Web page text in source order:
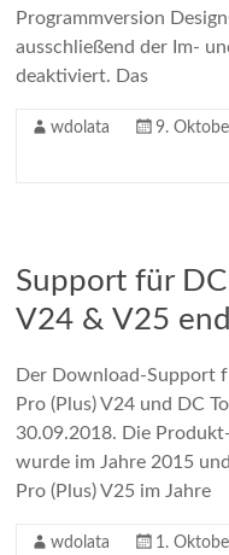
Programmversion
ausschließend der Im-
deaktiviert. Das
wdolata 9.
Support für
V24 & V25
Der Download-Support
Pro (Plus) V24 und DC
30.09.2018. Die
wurde im Jahre 2015
Pro (Plus) V25 im Jahre
wdolata 1.